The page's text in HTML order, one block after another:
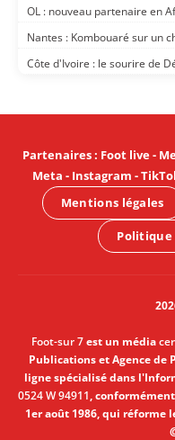
OL : nouveau partenaire en
Nantes : Kombouaré sur un
Côte d'Ivoire : le sourire de
Partenaires: Foot live-
Meta - Instagram -
Mentions légales
Foot-sur 7est un média
Publications et Agence de
ligne spécialisé dans
0524 W 94911,
1er août 1986, qui réforme